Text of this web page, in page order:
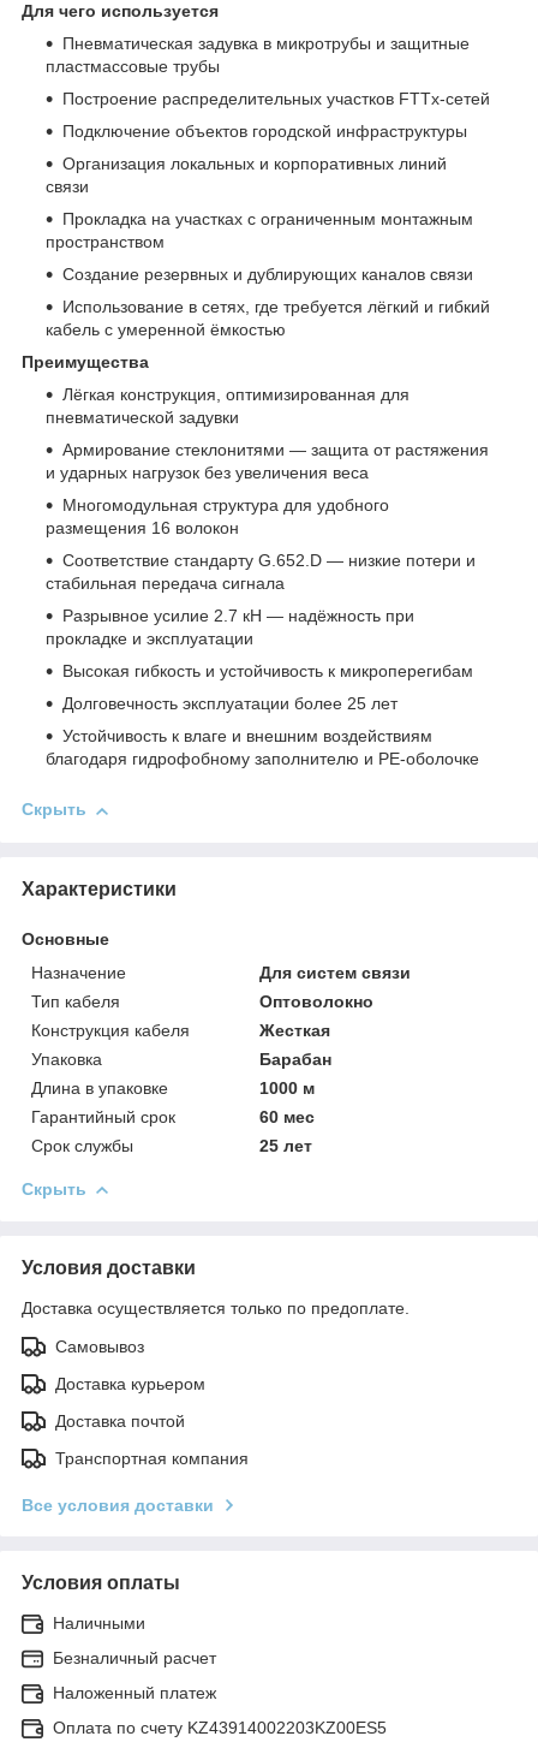
Для чего используется
Пневматическая задувка в микротрубы и защитные
пластмассовые трубы
Построение распределительных участков FTTx‑сетей
Подключение объектов городской инфраструктуры
Организация локальных и корпоративных линий
связи
Прокладка на участках с ограниченным монтажным
пространством
Создание резервных и дублирующих каналов связи
Использование в сетях, где требуется лёгкий и гибкий
кабель с умеренной ёмкостью
Преимущества
Лёгкая конструкция, оптимизированная для
пневматической задувки
Армирование стеклонитями — защита от растяжения
и ударных нагрузок без увеличения веса
Многомодульная структура для удобного
размещения 16 волокон
Соответствие стандарту G.652.D — низкие потери и
стабильная передача сигнала
Разрывное усилие 2.7 кН — надёжность при
прокладке и эксплуатации
Высокая гибкость и устойчивость к микроперегибам
Долговечность эксплуатации более 25 лет
Устойчивость к влаге и внешним воздействиям
благодаря гидрофобному заполнителю и PE‑оболочке
Скрыть
Характеристики
Основные
Назначение
Для систем связи
Тип кабеля
Оптоволокно
Конструкция кабеля
Жесткая
Упаковка
Барабан
Длина в упаковке
1000 м
Гарантийный срок
60 мес
Срок службы
25 лет
Скрыть
Условия доставки
Доставка осуществляется только по предоплате.
Самовывоз
Доставка курьером
Доставка почтой
Транспортная компания
Все условия доставки
Условия оплаты
Наличными
Безналичный расчет
Наложенный платеж
Оплата по счету KZ43914002203KZ00ES5